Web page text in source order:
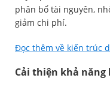
phân bổ tài nguyên,
giảm chi phí.
Đọc thêm về kiến trúc
Cải thiện khả